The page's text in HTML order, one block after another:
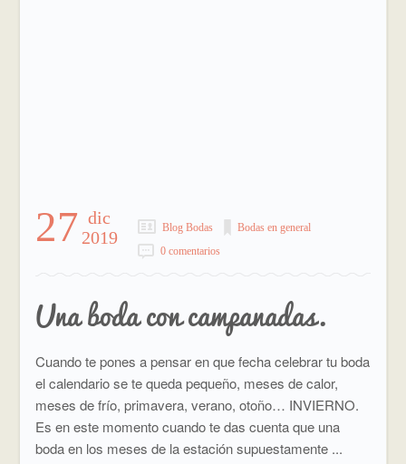
27 dic
2019
Blog Bodas
Bodas en general
0 comentarios
Una boda con campanadas.
Cuando te pones a pensar en que fecha celebrar tu boda
el calendario se te queda pequeño, meses de calor,
meses de frío, primavera, verano, otoño… INVIERNO.
Es en este momento cuando te das cuenta que una
boda en los meses de la estación supuestamente ...